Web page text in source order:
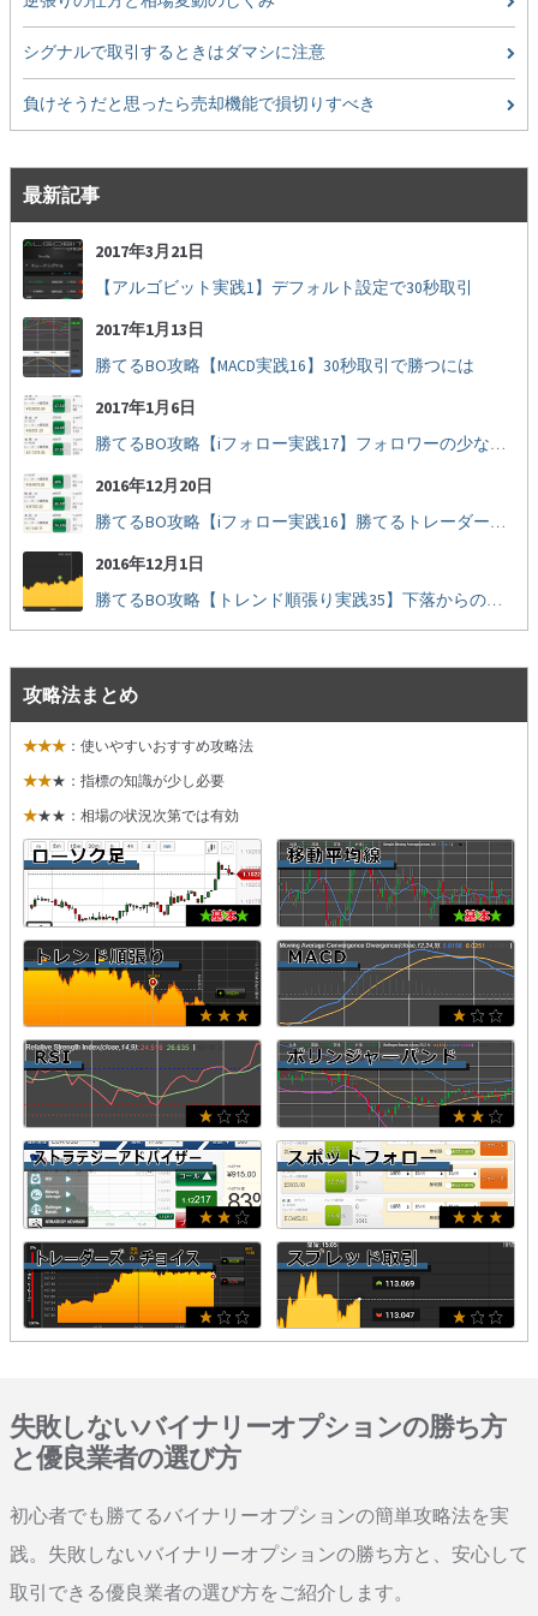
シグナルで取引するときはダマシに注意
負けそうだと思ったら売却機能で損切りすべき
最新記事
2017年3月21日
【アルゴビット実践1】デフォルト設定で30秒取引
2017年1月13日
勝てるBO攻略【MACD実践16】30秒取引で勝つには
2017年1月6日
勝てるBO攻略【iフォロー実践17】フォロワーの少ない人をフォローする
2016年12月20日
勝てるBO攻略【iフォロー実践16】勝てるトレーダーを見抜く
2016年12月1日
勝てるBO攻略【トレンド順張り実践35】下落からの反発を見極める
攻略法まとめ
★★★ ：使いやすいおすすめ攻略法
★★★：指標の知識が少し必要
★★★：相場の状況次第では有効
失敗しないバイナリーオプションの勝ち方
と優良業者の選び方
初心者でも勝てるバイナリーオプションの簡単攻略法を実
践。失敗しないバイナリーオプションの勝ち方と、安心して
取引できる優良業者の選び方をご紹介します。